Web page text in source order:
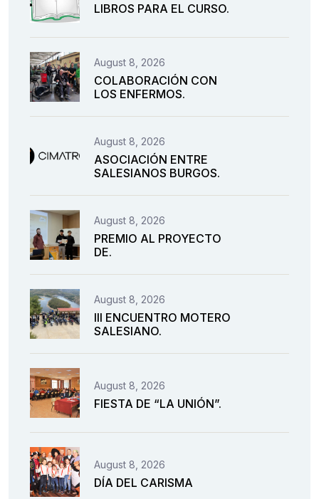
LIBROS PARA EL CURSO.
August 8, 2026
COLABORACIÓN CON
LOS ENFERMOS.
August 8, 2026
ASOCIACIÓN ENTRE
SALESIANOS BURGOS.
August 8, 2026
PREMIO AL PROYECTO
DE.
August 8, 2026
III ENCUENTRO MOTERO
SALESIANO.
August 8, 2026
FIESTA DE “LA UNIÓN”.
August 8, 2026
DÍA DEL CARISMA